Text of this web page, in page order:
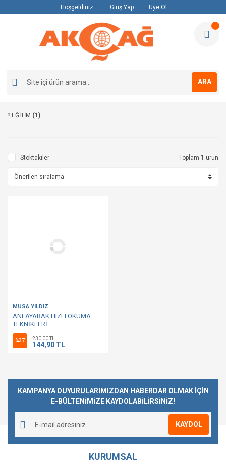
Hoşgeldiniz Giriş Yap Üye Ol
ARA
EĞİTİM (1)
Stoktakiler Toplam 1 ürün
MUSA YILDIZ
ANLAYARAK HIZLI OKUMA
TEKNİKLERİ
%37 230,00 TL
144,90 TL
KAMPANYA DUYURULARIMIZDAN HABERDAR OLMAK İÇİN
E-BÜLTENİMİZE KAYDOLABİLİRSİNİZ!
KAYDOL
KURUMSAL